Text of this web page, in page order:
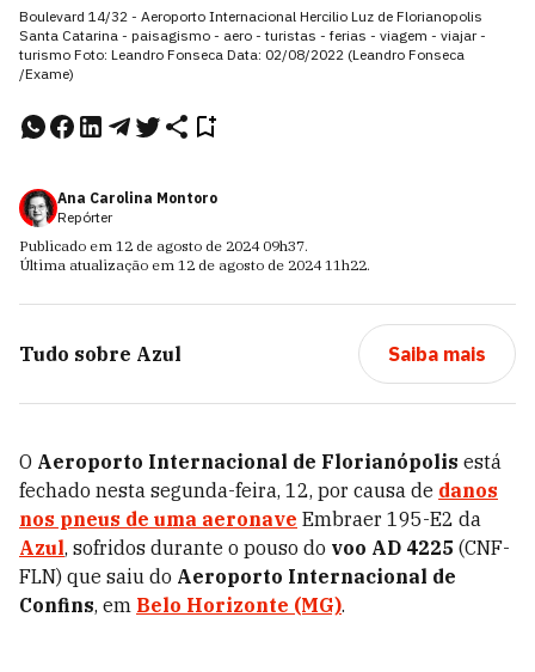
Boulevard 14/32 - Aeroporto Internacional Hercilio Luz de Florianopolis
Santa Catarina - paisagismo - aero - turistas - ferias - viagem - viajar -
turismo Foto: Leandro Fonseca Data: 02/08/2022 (Leandro Fonseca
/Exame)
Ana Carolina Montoro
Repórter
Publicado em 12 de agosto de 2024 09h37.
Última atualização em 12 de agosto de 2024 11h22.
Tudo sobre Azul Saiba mais
O Aeroporto Internacional de Florianópolis está
fechado nesta segunda-feira, 12, por causa de danos
nos pneus de uma aeronave Embraer 195-E2 da
Azul, sofridos durante o pouso do voo AD 4225 (CNF-
FLN) que saiu do Aeroporto Internacional de
Confins, em Belo Horizonte (MG).